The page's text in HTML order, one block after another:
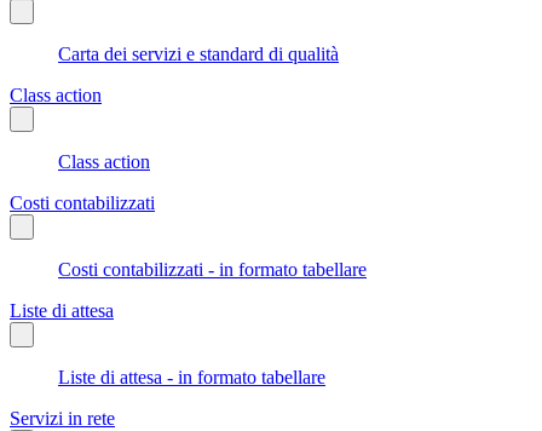
Carta dei servizi e standard di qualità
Class action
Class action
Costi contabilizzati
Costi contabilizzati - in formato tabellare
Liste di attesa
Liste di attesa - in formato tabellare
Servizi in rete